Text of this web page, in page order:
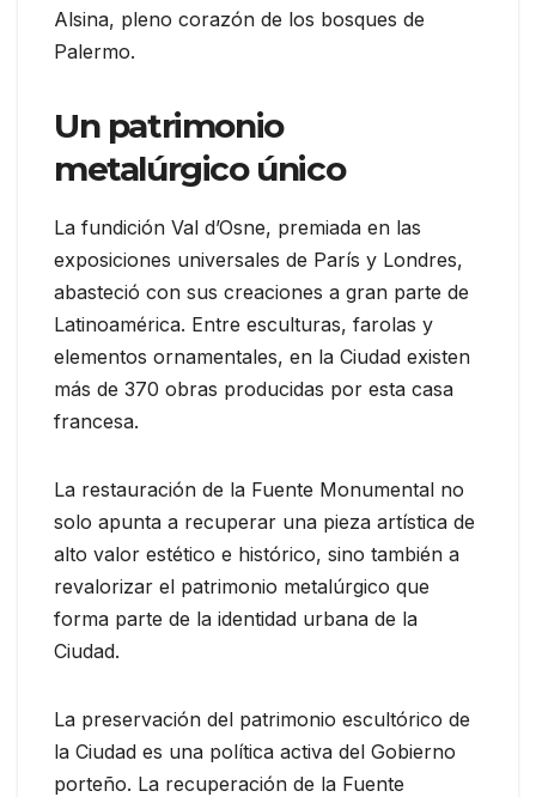
Alsina, pleno corazón de los bosques de
Palermo.
Un patrimonio
metalúrgico único
La fundición Val d’Osne, premiada en las
exposiciones universales de París y Londres,
abasteció con sus creaciones a gran parte de
Latinoamérica. Entre esculturas, farolas y
elementos ornamentales, en la Ciudad existen
más de 370 obras producidas por esta casa
francesa.
La restauración de la Fuente Monumental no
solo apunta a recuperar una pieza artística de
alto valor estético e histórico, sino también a
revalorizar el patrimonio metalúrgico que
forma parte de la identidad urbana de la
Ciudad.
La preservación del patrimonio escultórico de
la Ciudad es una política activa del Gobierno
porteño. La recuperación de la Fuente